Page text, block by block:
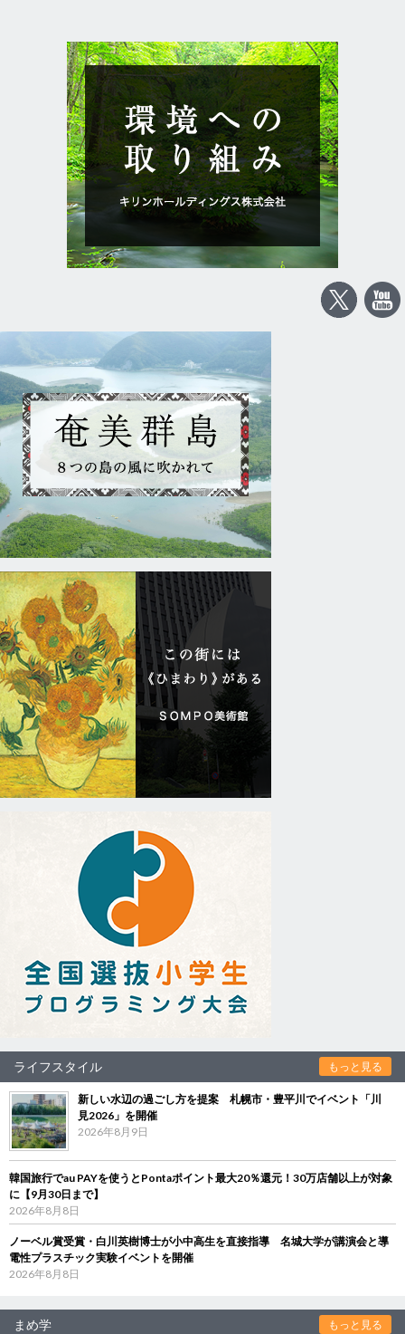
ライフスタイル もっと見る
新しい水辺の過ごし方を提案 札幌市・豊平川でイベント「川
見2026」を開催
2026年8月9日
韓国旅行でau PAYを使うとPontaポイント最大20％還元！30万店舗以上が対象
に【9月30日まで】
2026年8月8日
ノーベル賞受賞・白川英樹博士が小中高生を直接指導 名城大学が講演会と導
電性プラスチック実験イベントを開催
2026年8月8日
まめ学 もっと見る